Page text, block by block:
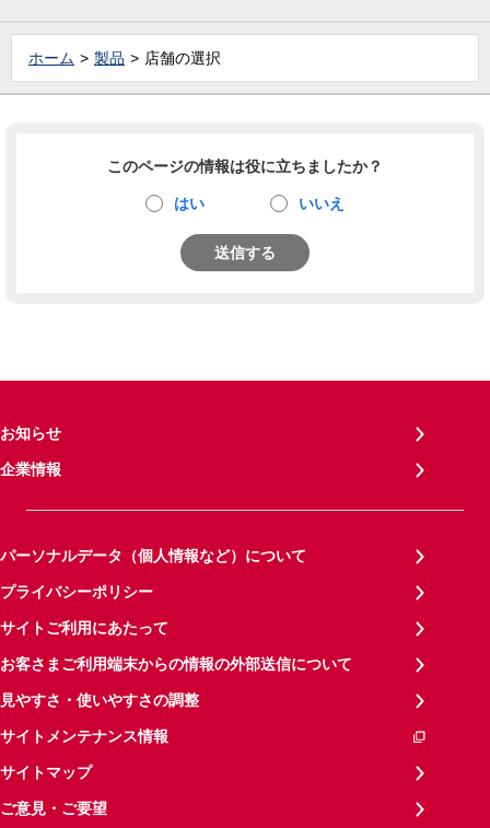
ホーム 製品 店舗の選択
このページの情報は役に立ちましたか？
はい いいえ
送信する
お知らせ
企業情報
パーソナルデータ（個人情報など）について
プライバシーポリシー
サイトご利用にあたって
お客さまご利用端末からの情報の外部送信について
見やすさ・使いやすさの調整
サイトメンテナンス情報
サイトマップ
ご意見・ご要望